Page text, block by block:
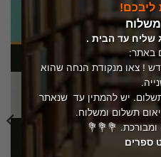
באתר:
! צאו מנקודת הנחה שהוא
יש להמתין עד שנאתר
תשלום ומשלוח.
💐💐💐
ספרים
המלאי אזל